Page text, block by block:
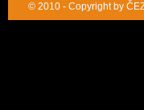
© 2010 - Copyright by